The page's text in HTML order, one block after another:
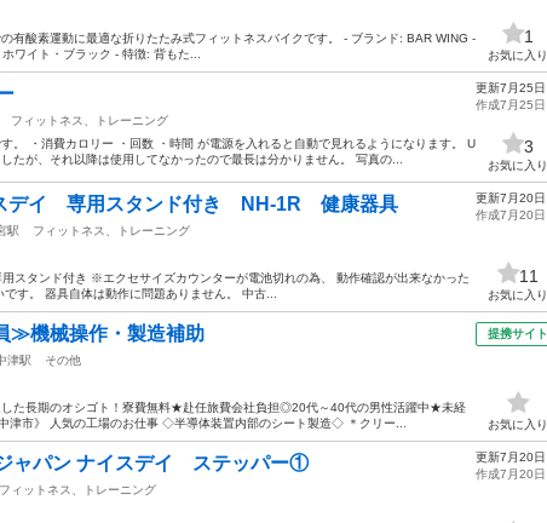
有酸素運動に最適な折りたたみ式フィットネスバイクです。 - ブランド: BAR WING -
ワイト・ブラック - 特徴: 背もた...
1
お気に入り
フィットネス、トレーニング
。 ・消費カロリー ・回数 ・時間 が電源を入れると自動で見れるようになります。 U
たが、それ以降は使用してなかったので最長は分かりません。 写真の...
更新7月25日
作成7月25日
3
お気に入り
デイ 専用スタンド付き NH-1R 健康器具
駅
フィットネス、トレーニング
用スタンド付き ※エクセサイズカウンターが電池切れの為、 動作確認が出来なかった
す。 器具自体は動作に問題ありません。 中古...
更新7月20日
作成7月20日
11
お気に入り
≫機械操作・製造補助
津駅 その他
した長期のオシゴト！寮費無料★赴任旅費会社負担◎20代～40代の男性活躍中★未経
津市》 人気の工場のお仕事 ◇半導体装置内部のシート製造◇ ＊クリー...
提携サイト
お気に入り
ャパン ナイスデイ ステッパー①
フィットネス、トレーニング
更新7月20日
作成7月20日